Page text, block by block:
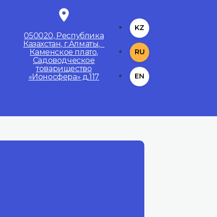
050020, Республика
Казахстан, г.Алматы,
Каменское плато,
Садоводческое
товарищество
«Ионосфера» д.117
KZ
RU
EN